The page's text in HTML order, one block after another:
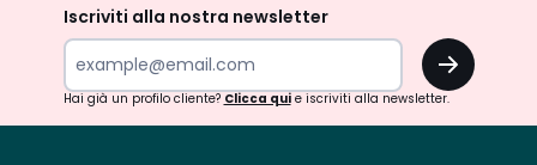
Iscriviti alla nostra newsletter
OK
Hai già un profilo cliente? Clicca quie iscriviti alla newsletter.